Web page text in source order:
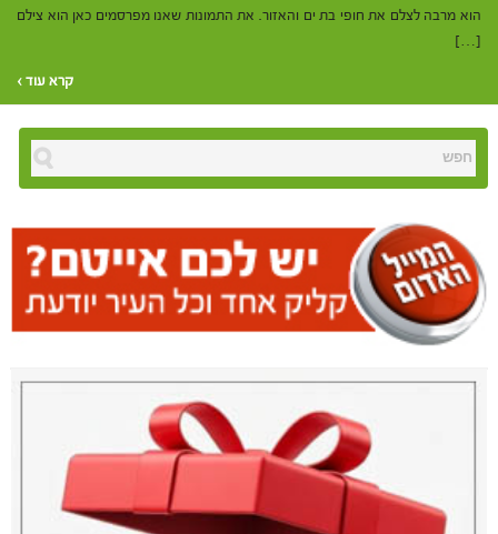
הוא מרבה לצלם את חופי בת ים והאזור. את התמונות שאנו מפרסמים כאן הוא צילם
[…]
קרא עוד ›